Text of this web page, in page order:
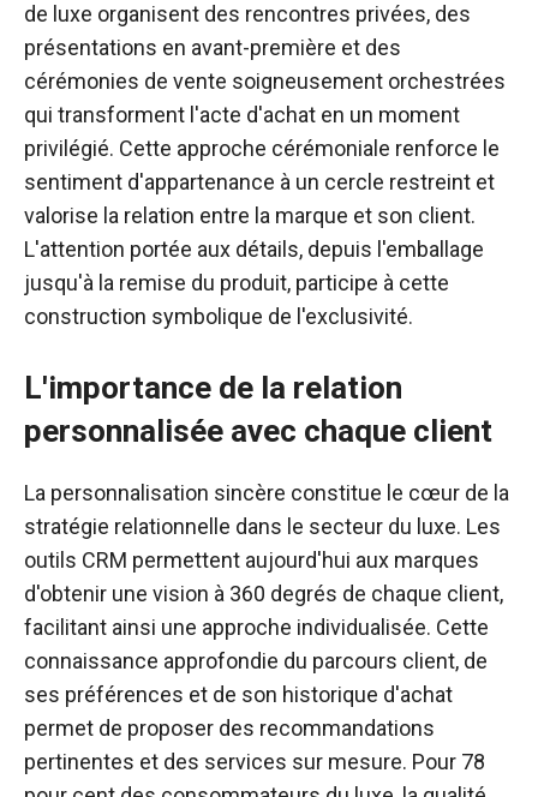
de luxe organisent des rencontres privées, des
présentations en avant-première et des
cérémonies de vente soigneusement orchestrées
qui transforment l'acte d'achat en un moment
privilégié. Cette approche cérémoniale renforce le
sentiment d'appartenance à un cercle restreint et
valorise la relation entre la marque et son client.
L'attention portée aux détails, depuis l'emballage
jusqu'à la remise du produit, participe à cette
construction symbolique de l'exclusivité.
L'importance de la relation
personnalisée avec chaque client
La personnalisation sincère constitue le cœur de la
stratégie relationnelle dans le secteur du luxe. Les
outils CRM permettent aujourd'hui aux marques
d'obtenir une vision à 360 degrés de chaque client,
facilitant ainsi une approche individualisée. Cette
connaissance approfondie du parcours client, de
ses préférences et de son historique d'achat
permet de proposer des recommandations
pertinentes et des services sur mesure. Pour 78